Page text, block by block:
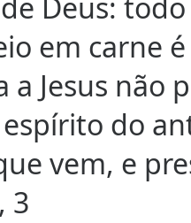
Deus:
em carne
a Jesus não
do
vem, e
3